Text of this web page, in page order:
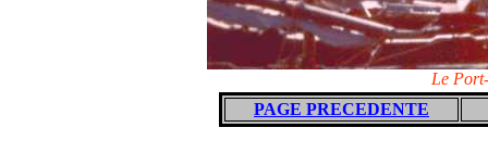
Le
PAGE PRECEDENTE